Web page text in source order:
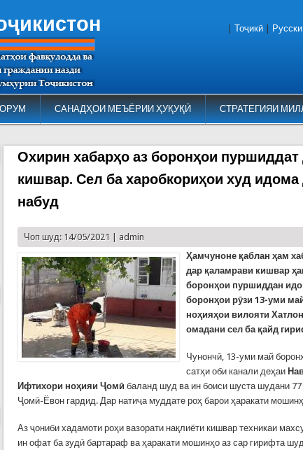
САНАДҲОИ МЕЪЁРИИ ҲУҚУҚӢ СТРАТЕГИЯИ
Тоҷикӣ
Охирин хабарҳо аз боронҳои
кишвар. Сел ба харобкориҳои худ
набуд
Чоп шуд: 14/05/2021 | admin
Ҳамчуноне қаблан ҳам
дар қаламрави кишвар
боронҳои пуршиддан
боронҳои рӯзи 13-уми
ноҳияҳои вилояти
омадани сел ба қайд
Чунончӣ, 13-уми май
сатҳи оби канали деҳаи
Ифтихори ноҳияи Ҷомӣ баланд шуд ва ин боиси шуста шудани
Ҷомӣ-Ёвон гардид. Дар натиҷа муддате роҳ барои ҳаракати
Аз ҷониби хадамоти роҳи вазорати нақлиёти кишвар техникаи
ин офат ба зудӣ бартараф ва ҳаракати мошинҳо аз сар гирифта